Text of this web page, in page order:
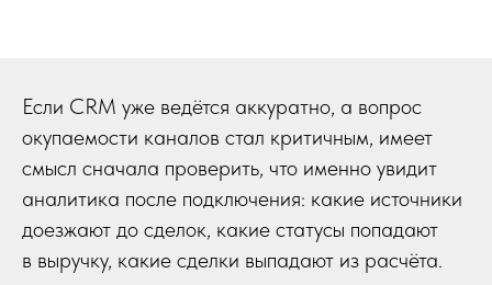
Если CRM уже ведётся аккуратно, а вопрос
окупаемости каналов стал критичным, имеет
смысл сначала проверить, что именно увидит
аналитика после подключения: какие источники
доезжают до сделок, какие статусы попадают
в выручку, какие сделки выпадают из расчёта.